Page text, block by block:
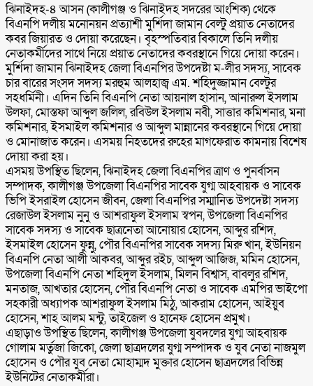
ঝিনাইদহ-৪ আসন (কালীগঞ্জ ও ঝিনাইদহ সদরের আংশিক) থেকে
বিএনপি দলীয় মনোনয়ন প্রত্যাশী মুর্শিদা জামান বেল্টু প্রয়াত নেতাদের
কবর জিয়ারত ও দোয়া করেছেন। বৃহস্পতিবার বিকালে তিনি দলীয়
নেতাকর্মীদের সাথে নিয়ে প্রয়াত নেতাদের কবরস্থানে গিয়ে দোয়া করেন।
মুর্শিদা জামান ঝিনাইদহ জেলা বিএনপির উপদেষ্টা ম-লীর সদস্য, সাবেক
চার বারের সংসদ সদস্য মরহুম আলহাজ্ব এম. শহিদুজ্জামান বেল্টুর
সহধর্মিনী। এদিন তিনি বিএনপি নেতা আয়নাল হাসান, আনারুল ইসলাম
উলফা, মোস্তফা আব্দুল জলিল, রবিউল ইসলাম নবী, সাত্তার কমিশনার, মনা
কমিশনার, ইসমাইল কমিশনার ও আব্দুল মান্নানের কবরস্থানে গিয়ে দোয়া
ও মোনাজাত করেন। এসময় নিহতদের রুহের মাগফেরাত কামনায় বিশেষ
দোয়া করা হয়।
এসময় উপস্থিত ছিলেন, ঝিনাইদহ জেলা বিএনপির ত্রাণ ও পুনর্বাসন
সম্পাদক, কালীগঞ্জ উপজেলা বিএনপির সাবেক যুগ্ম আহবায়ক ও সাবেক
ভিপি ইসরাইল হোসেন জীবন, জেলা বিএনপির সম্মানিত উপদেষ্টা সদস্য
রেজাউল ইসলাম নুনু ও আশরাফুল ইসলাম স্বপন, উপজেলা বিএনপির
সাবেক সদস্য ও সাবেক ছাত্রনেতা আনোয়ার হোসেন, আব্দুর রশিদ,
ইসমাইল হোসেন ফুন্নু, পৌর বিএনপির সাবেক সদস্য মিরু খান, ইউনিয়ন
বিএনপি নেতা আলী আকবর, আব্দুর রইচ, আব্দুল আজিজ, মমিন হোসেন,
উপজেলা বিএনপি নেতা শহিদুল ইসলাম, মিলন বিশ্বাস, বাবলুর রশিদ,
মনতাজ, আখতার হোসেন, পৌর বিএনপি নেতা ও সাবেক এমপির ভাইপো
সহকারী অধ্যাপক আশরাফুল ইসলাম মিঠু, আকরাম হোসেন, আইয়ুব
হোসেন, শাহ আলম মন্টু, তাইজেল ও হানেফ হোসেন প্রমুখ।
এছাড়াও উপস্থিত ছিলেন, কালীগঞ্জ উপজেলা যুবদলের যুগ্ম আহবায়ক
গোলাম মর্তুজা জিকো, জেলা ছাত্রদলের যুগ্ম সম্পাদক ও যুব নেতা নাজমুল
হোসেন ও পৌর যুব নেতা মোহাম্মদ মুক্তার হোসেন ছাত্রদলের বিভিন্ন
ইউনিটের নেতাকর্মীরা।